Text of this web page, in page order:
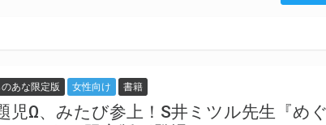
のあな限定版 女性向け 書籍
児Ω、みたび参上！S井ミツル先生『め